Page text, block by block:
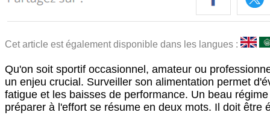
Cet article est également disponible dans les langues :
Qu'on soit sportif occasionnel, amateur ou
un enjeu crucial. Surveiller son alimentation permet
fatigue et les baisses de performance. Un beau
préparer à l'effort se résume en deux mots. Il doit être